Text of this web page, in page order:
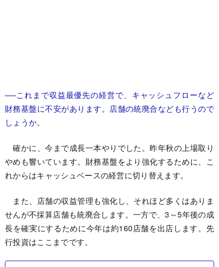
──これまで収益最優先の経営で、キャッシュフローなど
財務基盤に不安があります。店舗の統廃合なども行うので
しょうか。
確かに、今まで成長一本やりでした。昨年秋の上場取り
やめも響いています。財務基盤をより強化するために、こ
れからはキャッシュベースの経営に切り替えます。
また、店舗の収益管理も強化し、それほど多くはありま
せんが不採算店舗も統廃合します。一方で、3～5年後の成
長を確実にするために今年は約160店舗を出店します。先
行投資はここまでです。